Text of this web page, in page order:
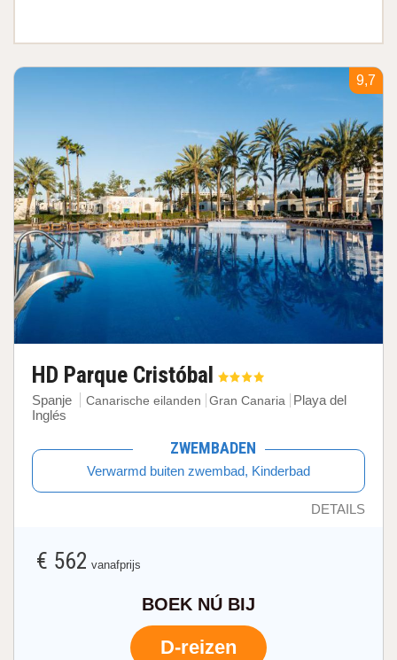
9,7
HD Parque Cristóbal
Spanje Canarische eilanden Gran Canaria
Playa del
Inglés
ZWEMBADEN
Verwarmd buiten zwembad, Kinderbad
DETAILS
€ 562 vanafprijs
BOEK NÚ BIJ
D-reizen